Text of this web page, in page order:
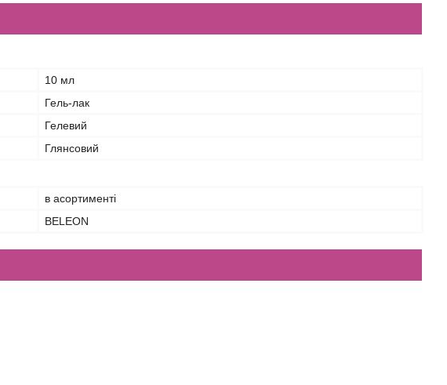
10 мл
Гель-лак
Гелевий
Глянсовий
в асортименті
BELEON